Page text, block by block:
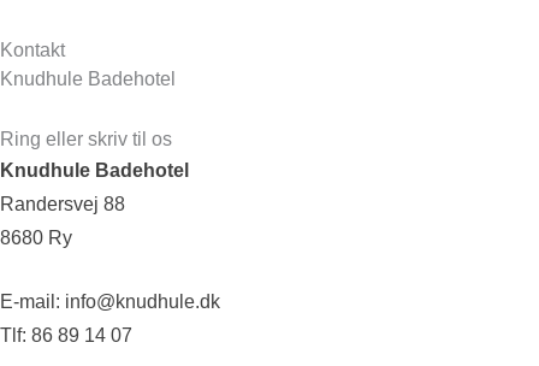
Kontakt
Knudhule Badehotel
Ring eller skriv til os
Knudhule Badehotel
Randersvej 88
8680 Ry
E-mail: info@knudhule.dk
Tlf: 86 89 14 07